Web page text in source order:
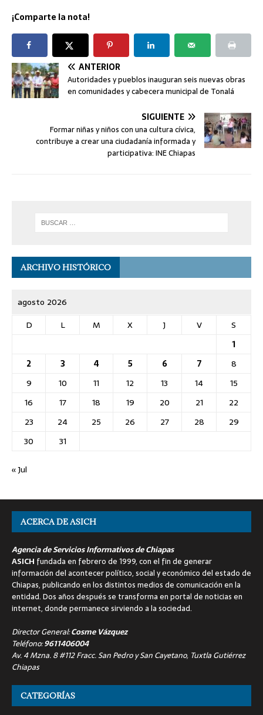
¡Comparte la nota!
ANTERIOR
Autoridades y pueblos inauguran seis nuevas obras
en comunidades y cabecera municipal de Tonalá
SIGUIENTE
Formar niñas y niños con una cultura cívica,
contribuye a crear una ciudadanía informada y
participativa: INE Chiapas
ARCHIVO HISTÓRICO
agosto 2026
D
L M X J V
S
1
2
3 4 5 6 7
8
9
10 11 12 13 14
15
16
17 18 19 20 21
22
23
24 25 26 27 28
29
30
31
« Jul
ACERCA DE ASICH
Agencia de Servicios Informativos de Chiapas
ASICH fundada en febrero de 1999, con el fin de generar
información del acontecer político, social y económico del estado de
Chiapas, publicando en los distintos medios de comunicación en la
entidad. Dos años después se transforma en portal de noticias en
internet, donde permanece sirviendo a la sociedad.
Director General:Cosme Vázquez
Teléfono:9611406004
Av. 4 Mzna. 8 #112 Fracc. San Pedro y San Cayetano, Tuxtla Gutiérrez
Chiapas
CATEGORÍAS